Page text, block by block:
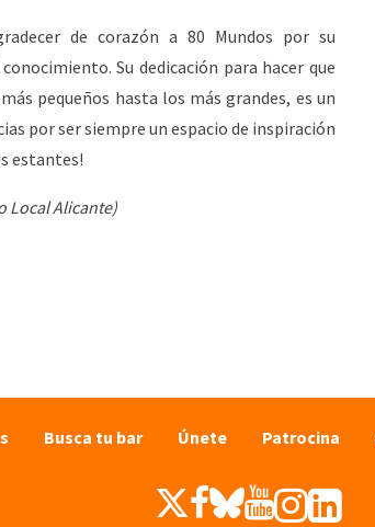
de corazón a 80 Mundos por su
Su dedicación para hacer que
pequeños hasta los más grandes, es un
por ser siempre un espacio de inspiración
estantes!
Local Alicante)
Busca tu bar Únete Patrocina